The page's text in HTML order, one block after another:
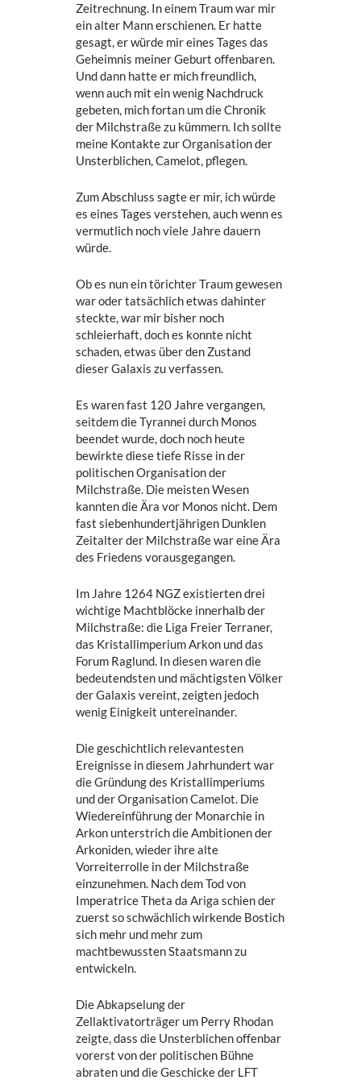
Zeitrechnung. In einem Traum war mir
ein alter Mann erschienen. Er hatte
gesagt, er würde mir eines Tages das
Geheimnis meiner Geburt offenbaren.
Und dann hatte er mich freundlich,
wenn auch mit ein wenig Nachdruck
gebeten, mich fortan um die Chronik
der Milchstraße zu kümmern. Ich sollte
meine Kontakte zur Organisation der
Unsterblichen, Camelot, pflegen.
Zum Abschluss sagte er mir, ich würde
es eines Tages verstehen, auch wenn es
vermutlich noch viele Jahre dauern
würde.
Ob es nun ein törichter Traum gewesen
war oder tatsächlich etwas dahinter
steckte, war mir bisher noch
schleierhaft, doch es konnte nicht
schaden, etwas über den Zustand
dieser Galaxis zu verfassen.
Es waren fast 120 Jahre vergangen,
seitdem die Tyrannei durch Monos
beendet wurde, doch noch heute
bewirkte diese tiefe Risse in der
politischen Organisation der
Milchstraße. Die meisten Wesen
kannten die Ära vor Monos nicht. Dem
fast siebenhundertjährigen Dunklen
Zeitalter der Milchstraße war eine Ära
des Friedens vorausgegangen.
Im Jahre 1264 NGZ existierten drei
wichtige Machtblöcke innerhalb der
Milchstraße: die Liga Freier Terraner,
das Kristallimperium Arkon und das
Forum Raglund. In diesen waren die
bedeutendsten und mächtigsten Völker
der Galaxis vereint, zeigten jedoch
wenig Einigkeit untereinander.
Die geschichtlich relevantesten
Ereignisse in diesem Jahrhundert war
die Gründung des Kristallimperiums
und der Organisation Camelot. Die
Wiedereinführung der Monarchie in
Arkon unterstrich die Ambitionen der
Arkoniden, wieder ihre alte
Vorreiterrolle in der Milchstraße
einzunehmen. Nach dem Tod von
Imperatrice Theta da Ariga schien der
zuerst so schwächlich wirkende Bostich
sich mehr und mehr zum
machtbewussten Staatsmann zu
entwickeln.
Die Abkapselung der
Zellaktivatorträger um Perry Rhodan
zeigte, dass die Unsterblichen offenbar
vorerst von der politischen Bühne
abraten und die Geschicke der LFT